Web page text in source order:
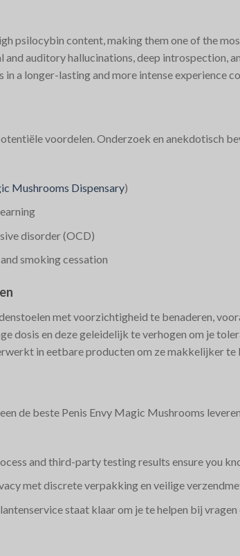
psilocybin content, making them one of the
auditory hallucinations, deep introspection,
a longer-lasting and more intense experience
voordelen. Onderzoek en anekdotisch
Mushrooms Dispensary)
disorder (OCD)​
smoking cessation​
met voorzichtigheid te benaderen,
dosis en deze geleidelijk te verhogen om je
in eetbare producten om ze makkelijker te
de beste Penis Envy Magic Mushrooms
and third-party testing results ensure you
met discrete verpakking en veilige
staat klaar om je te helpen bij